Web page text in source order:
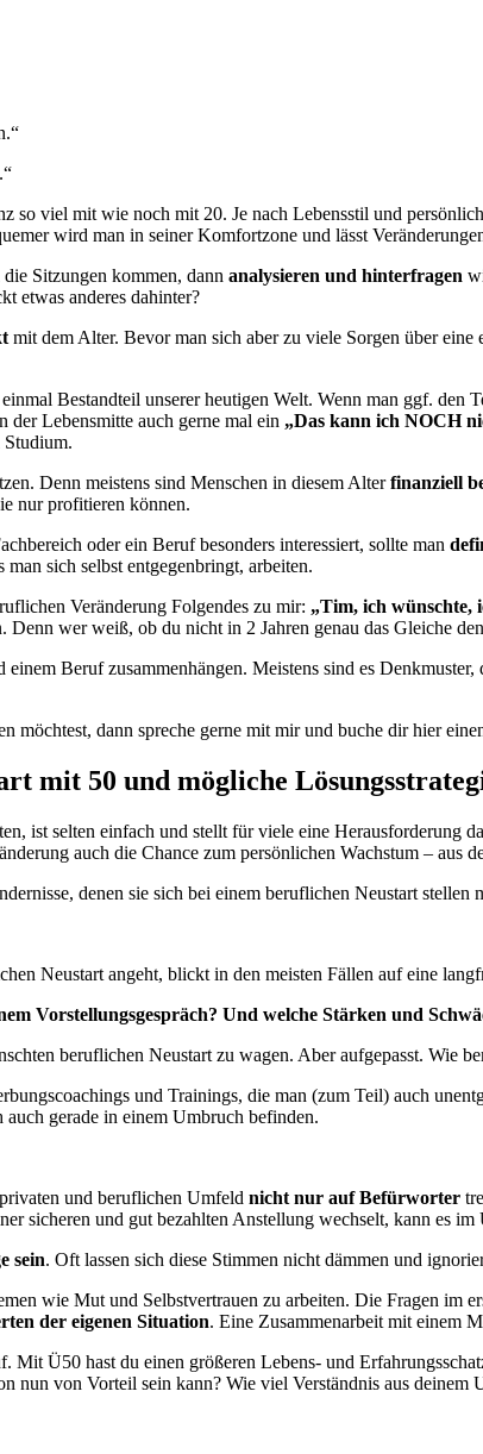
so viel mit wie noch mit 20. Je nach Lebensstil und
wird man in seiner Komfortzone und lässt
Sitzungen kommen, dann analysieren und hinterfragen
etwas anderes dahinter?
mit dem Alter. Bevor man sich aber zu viele Sorgen über
Bestandteil unserer heutigen Welt. Wenn man ggf. den
der Lebensmitte auch gerne mal ein „Das kann ich NOCH
Denn meistens sind Menschen in diesem Alterfinanziell
nur profitieren können.
oder ein Beruf besonders interessiert, sollte man
sich selbst entgegenbringt, arbeiten.
Veränderung Folgendes zu mir: „Tim, ich wünschte,
wer weiß, ob du nicht in 2 Jahren genau das Gleiche
Beruf zusammenhängen. Meistens sind es
möchtest, dann spreche gerne mit mir und buche dir hier
mit 50 und mögliche
ist selten einfach und stellt für viele eine Herausforderung
auch die Chance zum persönlichen Wachstum – aus
denen sie sich bei einem beruflichen Neustart stellen
Neustart angeht, blickt in den meisten Fällen auf eine
Vorstellungsgespräch? Und welche Stärken und
beruflichen Neustart zu wagen. Aber aufgepasst. Wie
und Trainings, die man (zum Teil) auch
gerade in einem Umbruch befinden.
und beruflichen Umfeld nicht nur auf Befürworter
sicheren und gut bezahlten Anstellung wechselt, kann es
sein. Oft lassen sich diese Stimmen nicht dämmen und
wie Mut und Selbstvertrauen zu arbeiten. Die Fragen im
der eigenen Situation. Eine Zusammenarbeit mit einem
Ü50 hast du einen größeren Lebens- und
nun von Vorteil sein kann? Wie viel Verständnis aus